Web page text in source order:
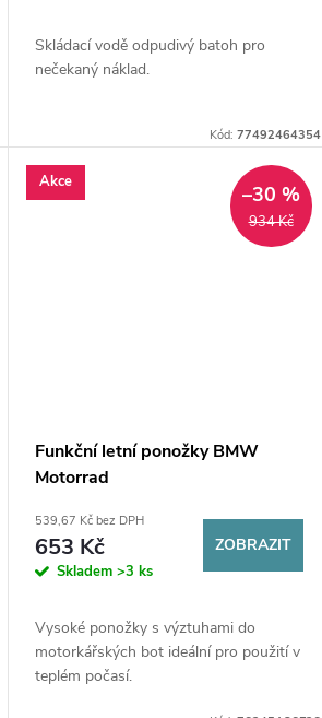
Skládací vodě odpudivý batoh pro
nečekaný náklad.
Kód: 77492464354
Akce
934 Kč
–30 %
Funkční letní ponožky BMW
Motorrad
539,67 Kč bez DPH
653 Kč
Skladem>3 ks
ZOBRAZIT
Vysoké ponožky s výztuhami do
motorkářských bot ideální pro použití v
teplém počasí.